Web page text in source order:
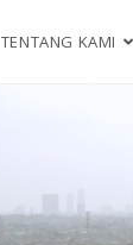
TENTANG KAMI